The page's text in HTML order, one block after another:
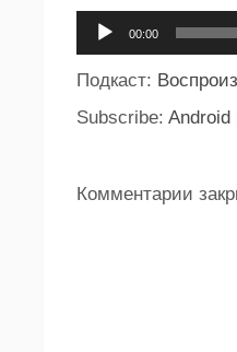
00:00
Подкаст:
Subscribe: Android
Комментарии